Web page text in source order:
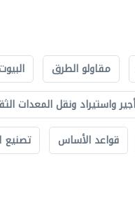
مقاولو الطرق
واستيراد ونقل المعدات
قواعد الأساس
تصنيع